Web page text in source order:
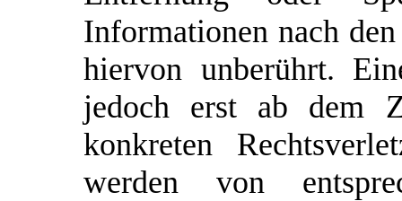
Informationen nach
hiervon unberührt.
jedoch erst ab dem
konkreten
werden von